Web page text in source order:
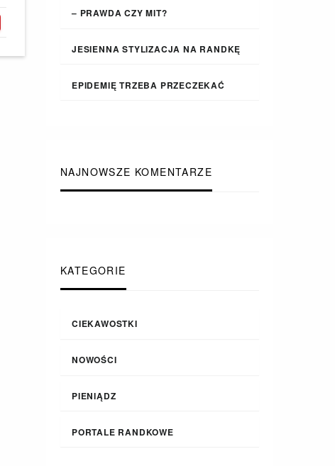
– PRAWDA CZY MIT?
JESIENNA STYLIZACJA NA RANDKĘ
EPIDEMIĘ TRZEBA PRZECZEKAĆ
NAJNOWSZE KOMENTARZE
KATEGORIE
CIEKAWOSTKI
NOWOŚCI
PIENIĄDZ
PORTALE RANDKOWE